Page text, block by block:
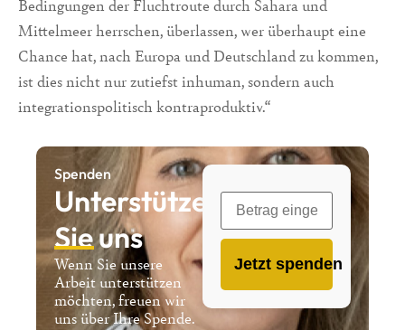
Bedingungen der Fluchtroute durch Sahara und
Mittelmeer herrschen, überlassen, wer überhaupt eine
Chance hat, nach Europa und Deutschland zu kommen,
ist dies nicht nur zutiefst inhuman, sondern auch
integrationspolitisch kontraproduktiv.“
Spenden
Unterstützen
Sie uns
Wenn Sie unsere
Arbeit unterstützen
möchten, freuen wir
uns über Ihre Spende.
Jetzt spenden